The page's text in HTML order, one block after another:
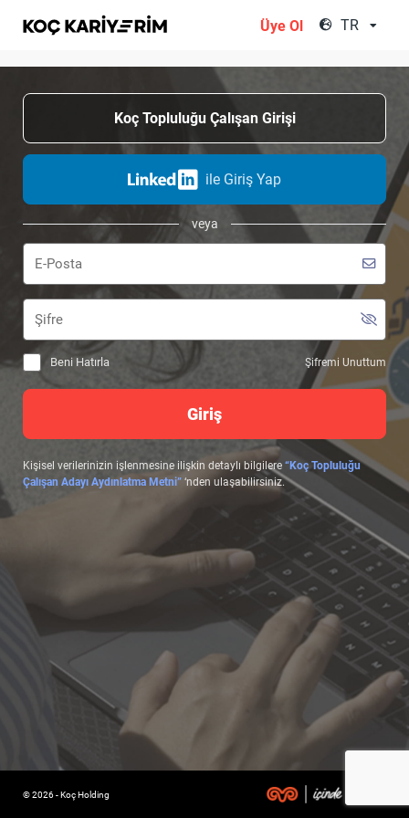
Üye Ol TR
Koç Topluluğu Çalışan Girişi
ile Giriş Yap
veya
Beni Hatırla Şifremi Unuttum
Giriş
Kişisel verilerinizin işlenmesine ilişkin detaylı bilgilere “Koç Topluluğu
Çalışan Adayı Aydınlatma Metni” ‘nden ulaşabilirsiniz.
© 2026 - Koç Holding